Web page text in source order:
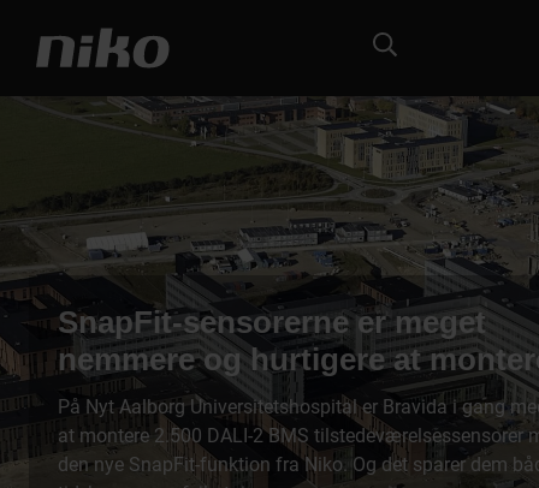
SnapFit-sensorerne er meget
nemmere og hurtigere at
På Nyt Aalborg Universitetshospital er Bravida i gang
at montere 2.500 DALI-2 BMS tilstedeværelsessensorer
den nye SnapFit-funktion fra Niko. Og det sparer dem